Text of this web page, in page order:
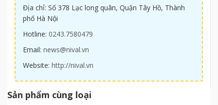
Địa chỉ: Số 378 Lạc long quân, Quận Tây Hồ, Thành
phố Hà Nội
Hotline: 0243.7580479
Email: news@nival.vn
Website: http://nival.vn
Sản phẩm cùng loại